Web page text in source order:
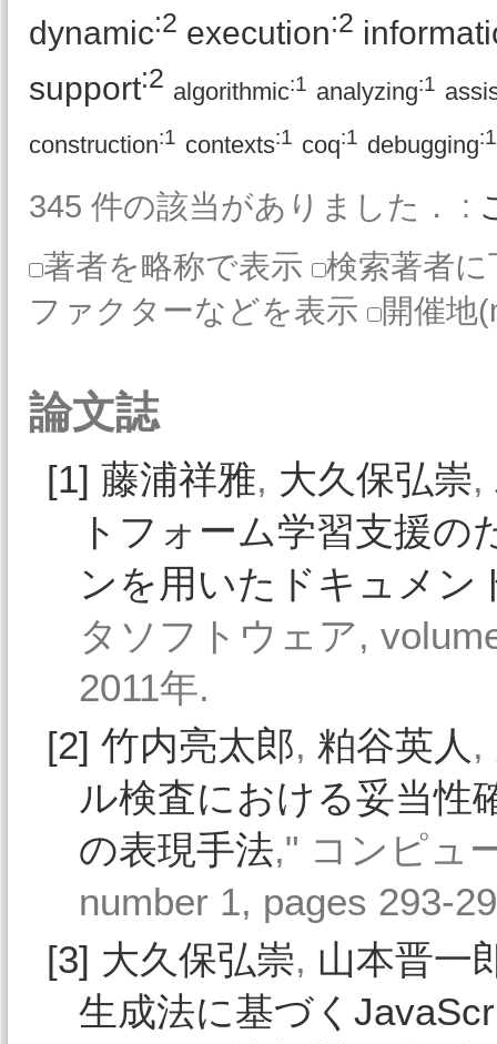
dynamic:2 execution:2
support:2 algorithmic:1 analyzing:1
construction:1 contexts:1 coq:1 debugging:1
345 件の該当がありました． :
著者を略称で表示
検索著者に
ファクターなどを表示
開催地
論文誌
[1] 藤浦祥雅, 大久保弘崇,
トフォーム学習支援
ンを用いたドキュメン
タソフトウェア,
2011年.
[2] 竹内亮太郎, 粕谷英人 ,
ル検査における妥当性
の表現手法," コンピュ
number 1, pages 293-
[3] 大久保弘崇, 山本晋一
生成法に基づく